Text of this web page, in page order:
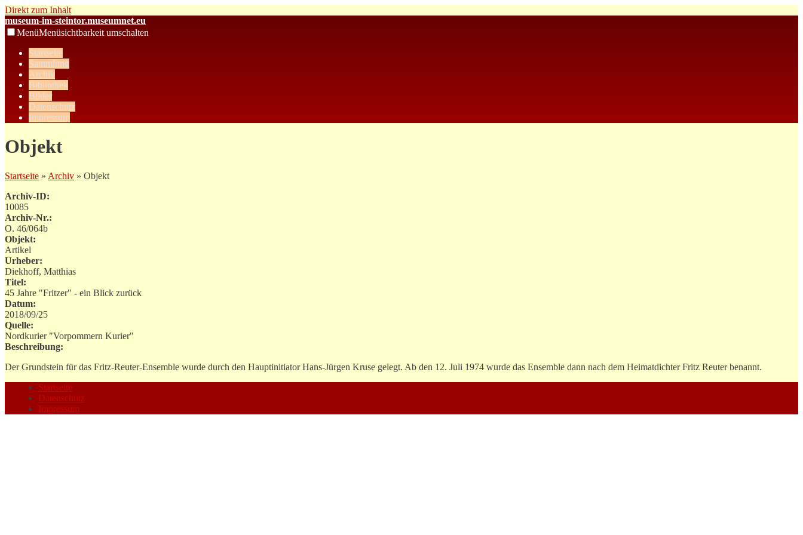
Direkt zum Inhalt
museum-im-steintor.museumnet.eu
MenüMenüsichtbarkeit umschalten
Startseite
Sammlung
Archiv
Bibliothek
Bilder
Datenschutz
Impressum
Objekt
Startseite » Archiv » Objekt
Archiv-ID:
10085
Archiv-Nr.:
O. 46/064b
Objekt:
Artikel
Urheber:
Diekhoff, Matthias
Titel:
45 Jahre "Fritzer" - ein Blick zurück
Datum:
2018/09/25
Quelle:
Nordkurier "Vorpommern Kurier"
Beschreibung:
Der Grundstein für das Fritz-Reuter-Ensemble wurde durch den Hauptinitiator Hans-Jürgen Kruse gelegt. Ab den 12. Juli 1974 wurde das Ensemble dann nach dem Heimatdichter Fritz Reuter benannt.
Startseite
Datenschutz
Impressum